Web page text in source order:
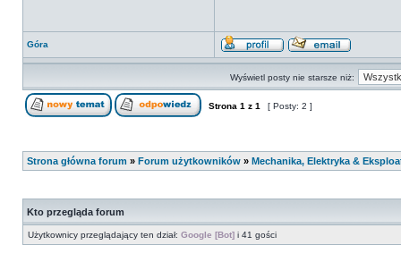
Góra
Wyświetl posty nie starsze niż:
Strona 1 z 1 [ Posty: 2 ]
Strona główna forum » Forum użytkowników » Mechanika, Elektryka &
Kto przegląda forum
Użytkownicy przeglądający ten dział: Google [Bot] i 41 gości